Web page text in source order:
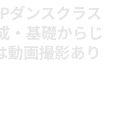
ダンスクラス
・基礎からじ
動画撮影あり